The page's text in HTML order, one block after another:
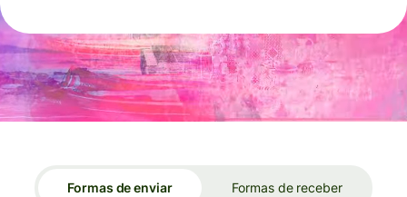
Formas de enviar Formas de receber